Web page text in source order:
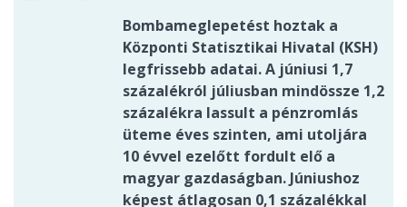
Bombameglepetést hoztak a
Központi Statisztikai Hivatal (KSH)
legfrissebb adatai. A júniusi 1,7
százalékról júliusban mindössze 1,2
százalékra lassult a pénzromlás
üteme éves szinten, ami utoljára
10 évvel ezelőtt fordult elő a
magyar gazdaságban. Júniushoz
képest átlagosan 0,1 százalékkal